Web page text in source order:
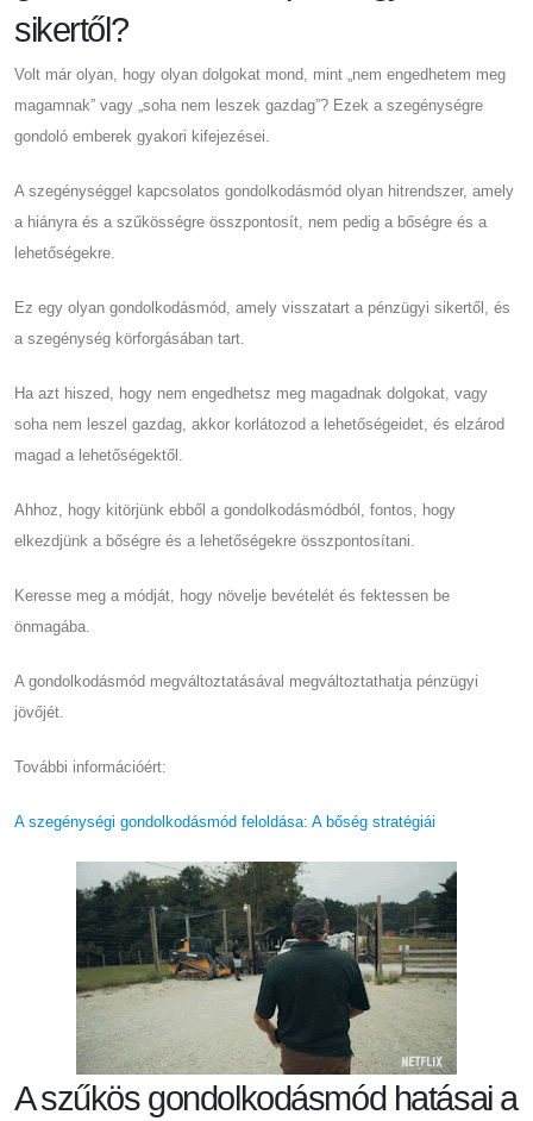
sikertől?
Volt már olyan, hogy olyan dolgokat mond, mint „nem engedhetem meg
magamnak” vagy „soha nem leszek gazdag”? Ezek a szegénységre
gondoló emberek gyakori kifejezései.
A szegénységgel kapcsolatos gondolkodásmód olyan hitrendszer, amely
a hiányra és a szűkösségre összpontosít, nem pedig a bőségre és a
lehetőségekre.
Ez egy olyan gondolkodásmód, amely visszatart a pénzügyi sikertől, és
a szegénység körforgásában tart.
Ha azt hiszed, hogy nem engedhetsz meg magadnak dolgokat, vagy
soha nem leszel gazdag, akkor korlátozod a lehetőségeidet, és elzárod
magad a lehetőségektől.
Ahhoz, hogy kitörjünk ebből a gondolkodásmódból, fontos, hogy
elkezdjünk a bőségre és a lehetőségekre összpontosítani.
Keresse meg a módját, hogy növelje bevételét és fektessen be
önmagába.
A gondolkodásmód megváltoztatásával megváltoztathatja pénzügyi
jövőjét.
További információért:
A szegénységi gondolkodásmód feloldása: A bőség stratégiái
A szűkös gondolkodásmód hatásai a